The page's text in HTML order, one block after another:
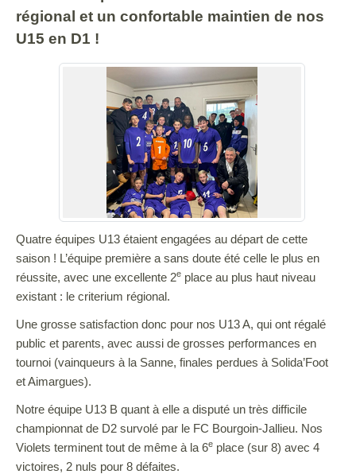
régional et un confortable maintien de nos
U15 en D1 !
Quatre équipes U13 étaient engagées au départ de cette
saison ! L’équipe première a sans doute été celle le plus en
réussite, avec une excellente 2e place au plus haut niveau
existant : le criterium régional.
Une grosse satisfaction donc pour nos U13 A, qui ont régalé
public et parents, avec aussi de grosses performances en
tournoi (vainqueurs à la Sanne, finales perdues à Solida’Foot
et Aimargues).
Notre équipe U13 B quant à elle a disputé un très difficile
championnat de D2 survolé par le FC Bourgoin-Jallieu. Nos
Violets terminent tout de même à la 6e place (sur 8) avec 4
victoires, 2 nuls pour 8 défaites.